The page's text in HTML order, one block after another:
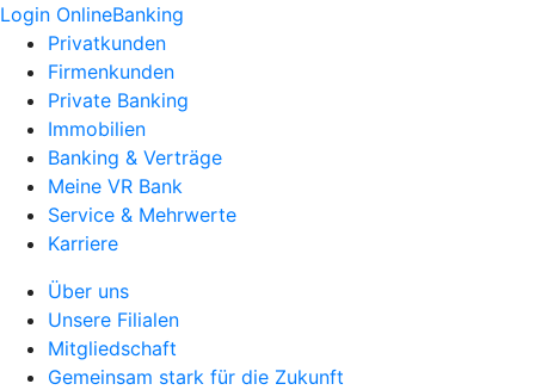
Login OnlineBanking
Privatkunden
Firmenkunden
Private Banking
Immobilien
Banking & Verträge
Meine VR Bank
Service & Mehrwerte
Karriere
Über uns
Unsere Filialen
Mitgliedschaft
Gemeinsam stark für die Zukunft